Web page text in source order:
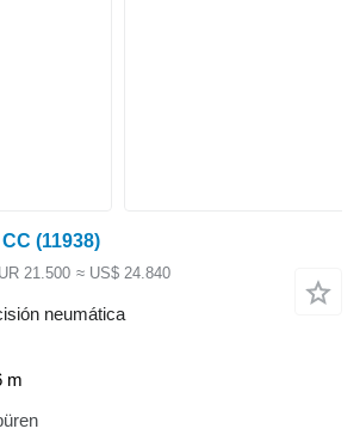
(11938)
21.500 ≈ US$ 24.840
neumática
m